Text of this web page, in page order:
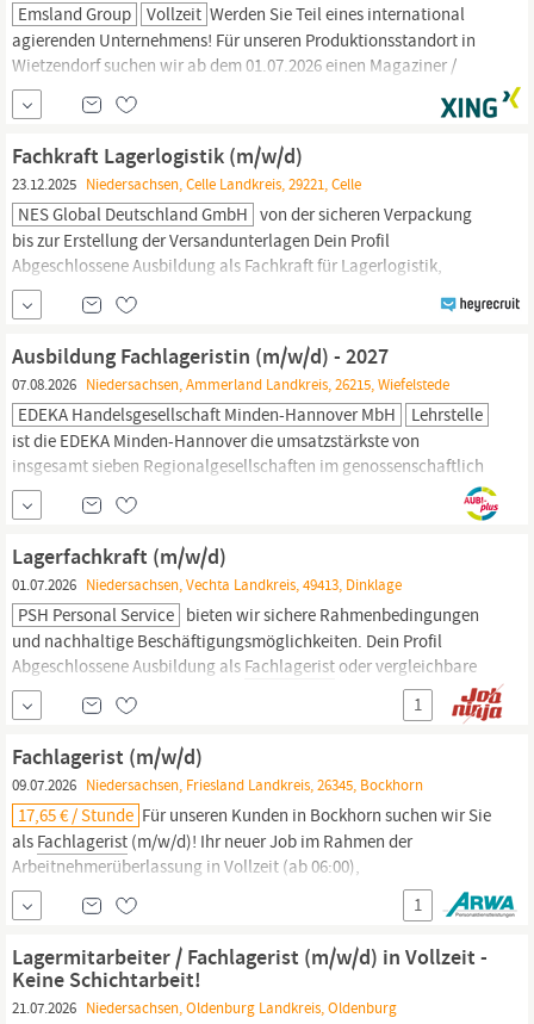
Emsland Group Vollzeit Werden Sie Teil eines international
agierenden Unternehmens! Für unseren Produktionsstandort in
Wietzendorf suchen wir ab dem 01.07.2026 einen Magaziner /
Fachlageristen (m/w/d) mit handwerklichem Hintergrund Ihr
Aufgabenfeld: Magazin (ca. 60 %): Annahme, Prüfung und
Buchung von Wareneingängen Fachgerechte Einlagerung,
Kommissionierung und...
Fachkraft Lagerlogistik (m/w/d)
23.12.2025 Niedersachsen, Celle Landkreis, 29221, Celle
NES Global Deutschland GmbH von der sicheren Verpackung
bis zur Erstellung der Versandunterlagen Dein Profil
Abgeschlossene Ausbildung als Fachkraft für Lagerlogistik,
Fachlagerist
(m/w/d) oder vergleichbare Qualifikation Erfahrung
in der Kommissionierung sowie im Umgang mit ERP-Systemen
Gute Deutschkenntnisse in Wort und Schrift Zuverlässigkeit,
körperliche Belastbarkeit und...
Ausbildung Fachlageristin (m/w/d) - 2027
07.08.2026 Niedersachsen, Ammerland Landkreis, 26215, Wiefelstede
EDEKA Handelsgesellschaft Minden-Hannover MbH
Lehrstelle
ist die EDEKA Minden-Hannover die umsatzstärkste von
insgesamt sieben Regionalgesellschaften im genossenschaftlich
organisierten EDEKA-Verbund. Sie besteht seit 1920, erstreckt sich
von der niederländischen bis an die polnische Grenze und umfasst
Niedersachsen,
einen Teil von Ostwestfalen-Lippe,
Sachsen-Anhalt, Berlin und Brandenburg.
Lagerfachkraft (m/w/d)
01.07.2026 Niedersachsen, Vechta Landkreis, 49413, Dinklage
PSH Personal Service bieten wir sichere Rahmenbedingungen
und nachhaltige Beschäftigungsmöglichkeiten. Dein Profil
Abgeschlossene Ausbildung als Fachlagerist oder vergleichbare
logistische Qualifikation Berufserfahrung im Lager, in der Logistik
oder im Wareneingang/Warenausgang von Vorteil Sicherer
Umgang mit Lagerkennzahlen, Kommissioniersystemen oder
Warenwirtschaft
1
Fachlagerist (m/w/d)
09.07.2026 Niedersachsen, Friesland Landkreis, 26345, Bockhorn
17,65 € / Stunde Für unseren Kunden in Bockhorn suchen wir Sie
als Fachlagerist (m/w/d)! Ihr neuer Job im Rahmen der
Arbeitnehmerüberlassung in Vollzeit (ab 06:00),
SchichtWochenende (ab 06:00) im Bereich Lager & Logistik wartet
auf Sie. Sie erwarten attraktive Vorteile Rabatte bei über 200
namhaften Anbietern Urlaubs- und Weihnachtsgeld Wir bieten
Ihnen...
1
Lagermitarbeiter / Fachlagerist (m/w/d) in Vollzeit -
Keine Schichtarbeit!
21.07.2026 Niedersachsen, Oldenburg Landkreis, Oldenburg